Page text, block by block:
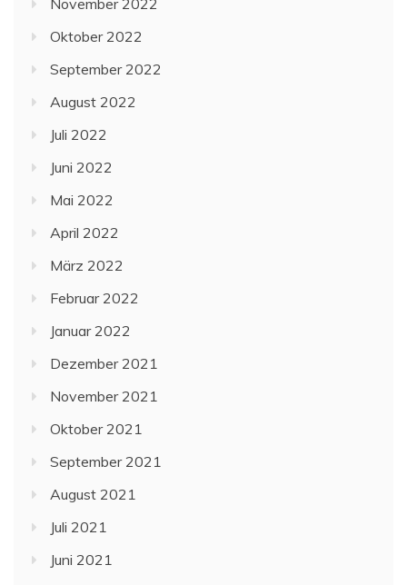
November 2022
Oktober 2022
September 2022
August 2022
Juli 2022
Juni 2022
Mai 2022
April 2022
März 2022
Februar 2022
Januar 2022
Dezember 2021
November 2021
Oktober 2021
September 2021
August 2021
Juli 2021
Juni 2021